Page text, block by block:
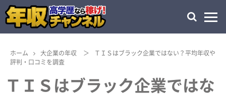
ホーム 大企業の年収 ＞
ＴＩＳはブラック企業ではない？平均年収や
評判・口コミを調査
ＴＩＳはブラック企業ではな